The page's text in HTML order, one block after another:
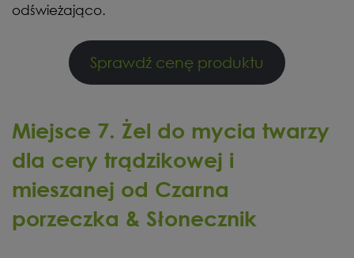
odświeżająco.
Sprawdź cenę produktu
Miejsce 7. Żel do mycia twarzy
dla cery trądzikowej i
mieszanej od Czarna
porzeczka & Słonecznik